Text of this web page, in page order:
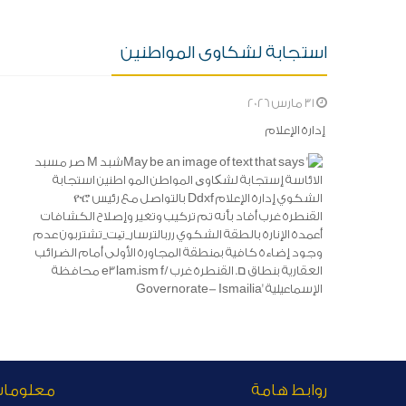
استجابة لشكاوى المواطنين
​ إدارة الإعلام
روابط هامة